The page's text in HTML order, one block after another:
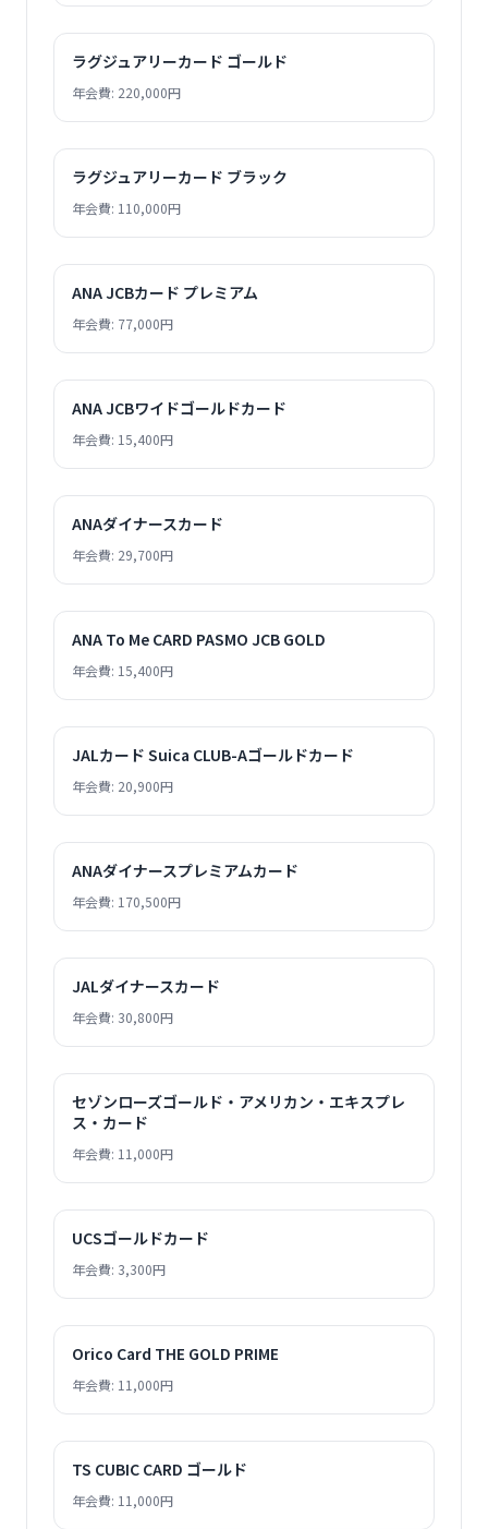
ラグジュアリーカード ゴールド
年会費: 220,000円
ラグジュアリーカード ブラック
年会費: 110,000円
ANA JCBカード プレミアム
年会費: 77,000円
ANA JCBワイドゴールドカード
年会費: 15,400円
ANAダイナースカード
年会費: 29,700円
ANA To Me CARD PASMO JCB GOLD
年会費: 15,400円
JALカード Suica CLUB-Aゴールドカード
年会費: 20,900円
ANAダイナースプレミアムカード
年会費: 170,500円
JALダイナースカード
年会費: 30,800円
セゾンローズゴールド・アメリカン・エキスプレ
ス・カード
年会費: 11,000円
UCSゴールドカード
年会費: 3,300円
Orico Card THE GOLD PRIME
年会費: 11,000円
TS CUBIC CARD ゴールド
年会費: 11,000円